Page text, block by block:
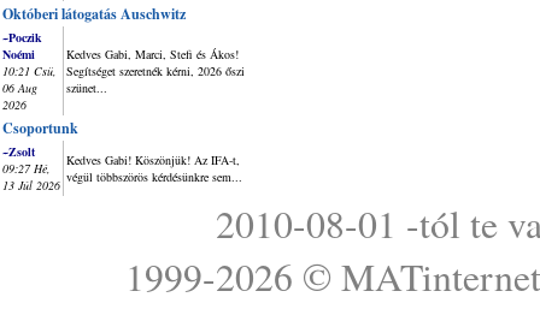
Októberi látogatás Auschwitz
~Poczik
Noémi
10:21 Csü,
06 Aug
2026
Kedves Gabi, Marci, Stefi és Ákos!
Segítséget szeretnék kérni, 2026 őszi
szünet...
Csoportunk
~Zsolt
09:27 Hé,
13 Júl 2026
Kedves Gabi! Köszönjük! Az IFA-t,
végül többszörös kérdésünkre sem...
2010-08-01 -tól te
1999-2026 © MATinternet